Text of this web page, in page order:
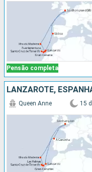
Pensão completa
Queen Anne 15 d